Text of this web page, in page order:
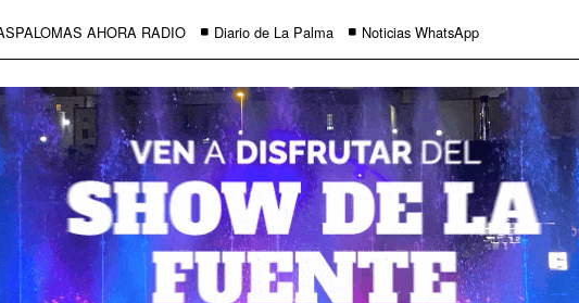
AHORA RADIO Diario de La Palma Noticias WhatsApp